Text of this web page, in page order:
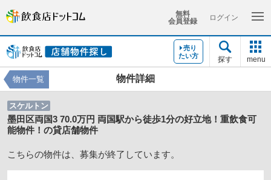
無料
会員登録
ログイン
売り
たい方
探す menu
物件詳細
物件一覧
スケルトン
墨田区両国3 70.0万円 両国駅から徒歩1分の好立地！重飲食可
能物件！の貸店舗物件
こちらの物件は、募集が終了しています。